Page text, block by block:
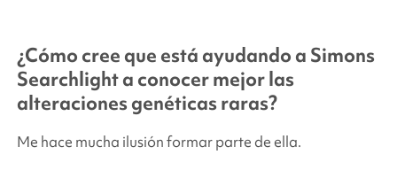
¿Cómo cree que está ayudando a Simons
Searchlighta conocer mejor las
alteraciones genéticas raras?
Me hace mucha ilusión formar parte de ella.